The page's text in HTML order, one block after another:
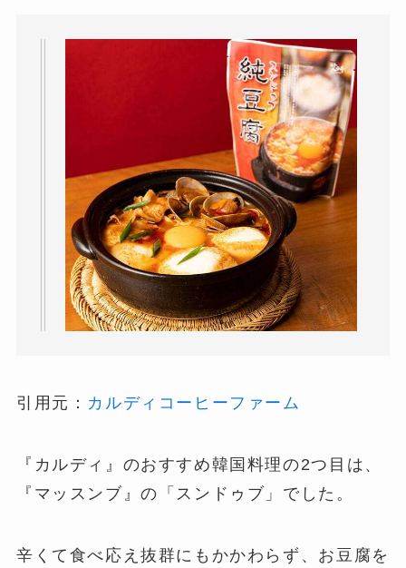
引用元： カルディコーヒーファーム
『カルディ』のおすすめ韓国料理の2つ目は、
『マッスンブ』の「スンドゥブ」でした。
辛くて食べ応え抜群にもかかわらず、お豆腐を